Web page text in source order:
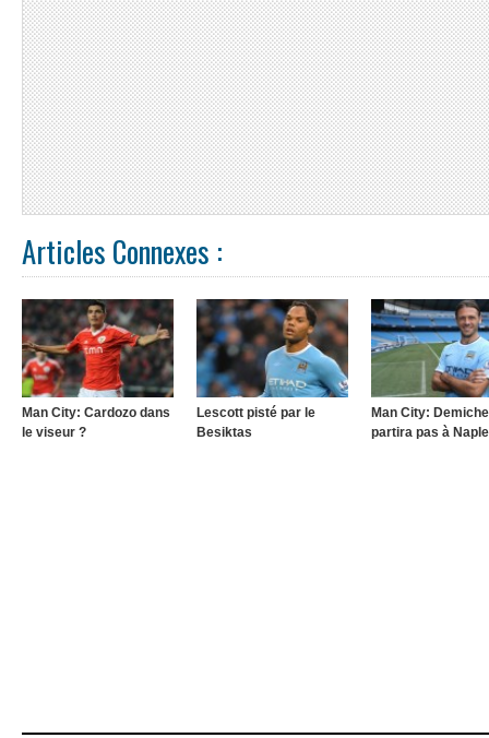
Articles Connexes :
Man City: Cardozo dans
le viseur ?
Lescott pisté par le
Besiktas
Man City:
partira pas à